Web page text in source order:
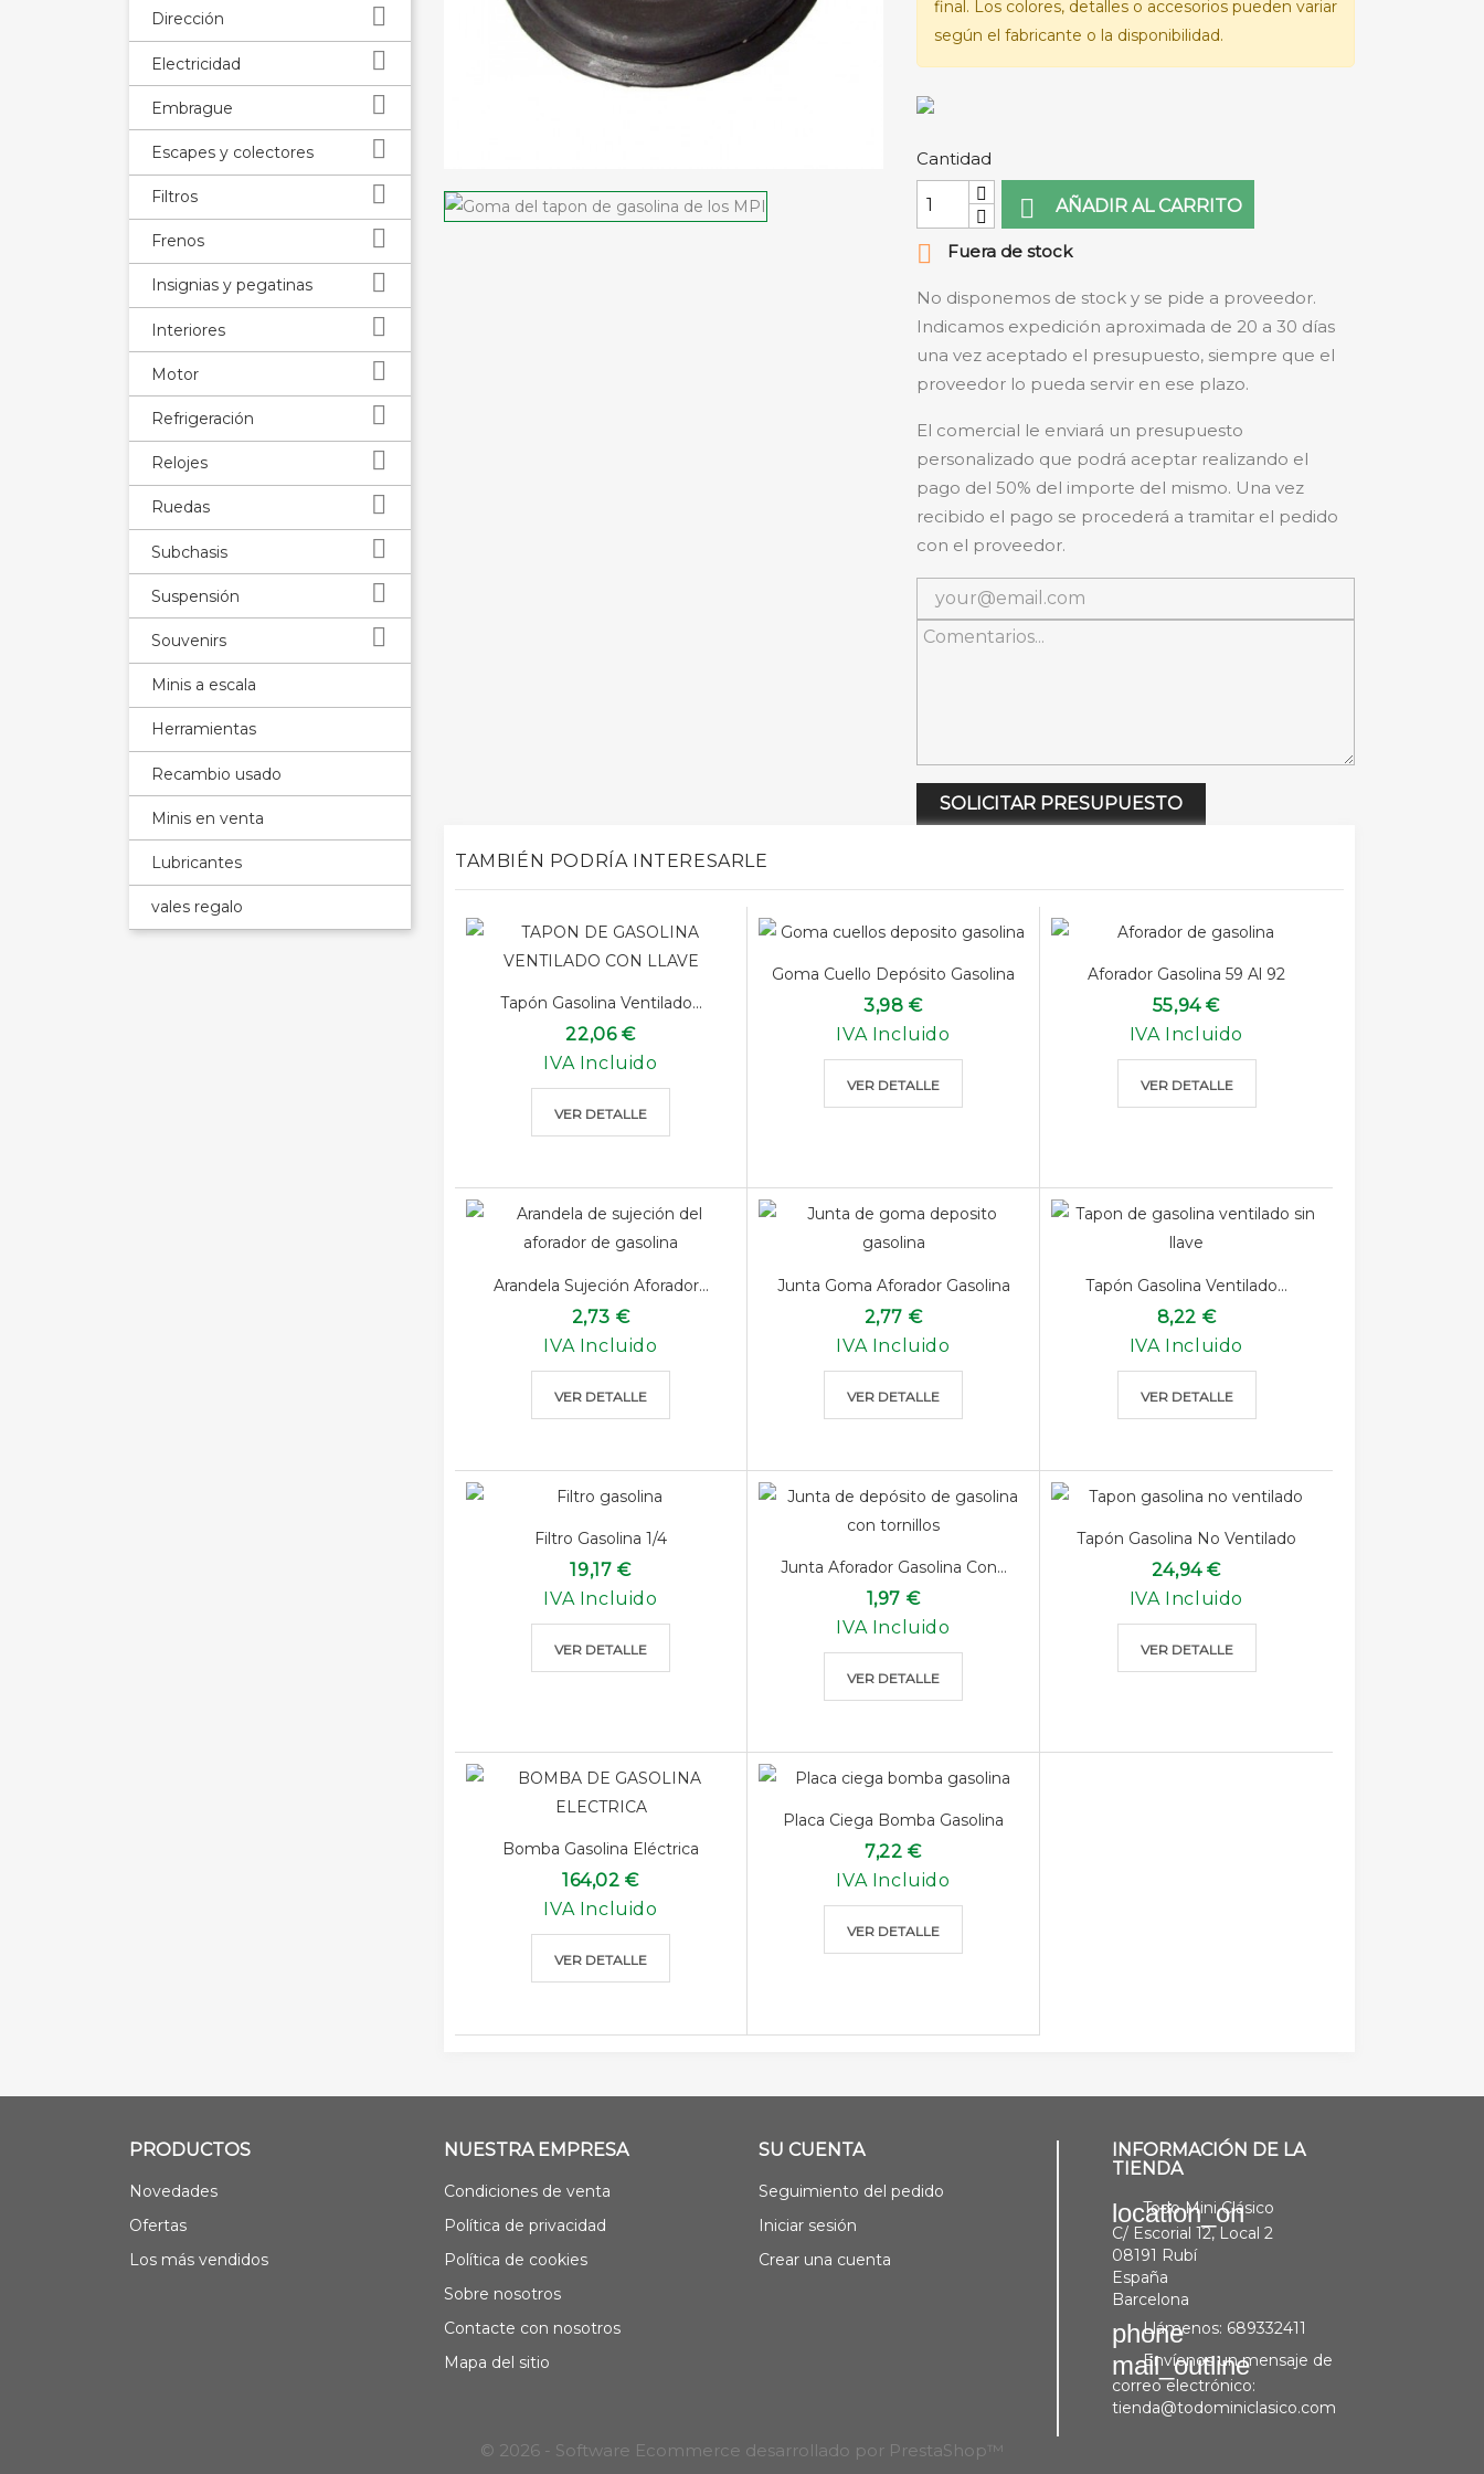
Dirección 
Electricidad 
Embrague 
Escapes y colectores 
Filtros 
Frenos 
Insignias y pegatinas 
Interiores 
Motor 
Refrigeración 
Relojes 
Ruedas 
Subchasis 
Suspensión 
Souvenirs 
Minis a escala
Herramientas
Recambio usado
Minis en venta
Lubricantes
vales regalo
final. Los colores, detalles o accesorios pueden variar
según el fabricante o la disponibilidad.
Cantidad
 AÑADIR AL CARRITO
 Fuera de stock
No disponemos de stock y se pide a proveedor.
Indicamos expedición aproximada de 20 a 30 días
una vez aceptado el presupuesto, siempre que el
proveedor lo pueda servir en ese plazo.
El comercial le enviará un presupuesto
personalizado que podrá aceptar realizando el
pago del 50% del importe del mismo. Una vez
recibido el pago se procederá a tramitar el pedido
con el proveedor.
SOLICITAR PRESUPUESTO
TAMBIÉN PODRÍA INTERESARLE
Tapón Gasolina Ventilado...
22,06 €
IVA Incluido
VER DETALLE
Goma Cuello Depósito Gasolina
3,98 €
IVA Incluido
VER DETALLE
Aforador Gasolina 59 Al 92
55,94 €
IVA Incluido
VER DETALLE
Arandela Sujeción Aforador...
2,73 €
IVA Incluido
VER DETALLE
Junta Goma Aforador Gasolina
2,77 €
IVA Incluido
VER DETALLE
Tapón Gasolina Ventilado...
8,22 €
IVA Incluido
VER DETALLE
Filtro Gasolina 1/4
19,17 €
IVA Incluido
VER DETALLE
Junta Aforador Gasolina Con...
1,97 €
IVA Incluido
VER DETALLE
Tapón Gasolina No Ventilado
24,94 €
IVA Incluido
VER DETALLE
Bomba Gasolina Eléctrica
164,02 €
IVA Incluido
VER DETALLE
Placa Ciega Bomba Gasolina
7,22 €
IVA Incluido
VER DETALLE
PRODUCTOS
Novedades
Ofertas
Los más vendidos
NUESTRA EMPRESA
Condiciones de venta
Política de privacidad
Política de cookies
Sobre nosotros
Contacte con nosotros
Mapa del sitio
SU CUENTA
Seguimiento del pedido
Iniciar sesión
Crear una cuenta
INFORMACIÓN DE LA
TIENDA
location_on
Todo Mini Clásico
C/ Escorial 12, Local 2
08191 Rubí
España
Barcelona
phone
Llámenos: 689332411
mail_outline
Envíenos un mensaje de
correo electrónico:
tienda@todominiclasico.com
© 2026 - Software Ecommerce desarrollado por PrestaShop™